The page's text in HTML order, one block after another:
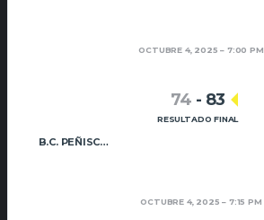
OCTUBRE 4, 2025 7:00 PM
B.C. PEÑISCOLA
74 - 83
RESULTADO FINAL
OCTUBRE 4, 2025 7:15 PM